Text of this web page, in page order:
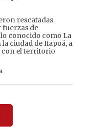
rescatadas
de
conocido como La
ciudad de Itapoá, a
con el territorio